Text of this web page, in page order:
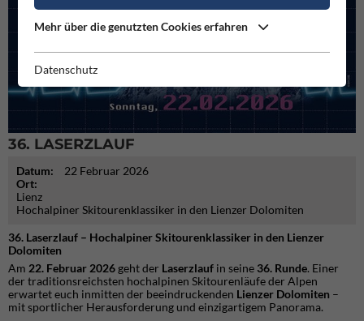
36. LASERZLAUF
Datum:
22 Februar 2026
Ort:
Lienz
Hochalpiner Skitourenklassiker in den Lienzer Dolomiten
36. Laserzlauf – Hochalpiner Skitourenklassiker in den Lienzer
Dolomiten
Am 22. Februar 2026 geht der Laserzlauf in seine 36. Runde. Einer
der traditionsreichsten hochalpinen Skitourenläufe der Alpen
erwartet euch inmitten der beeindruckenden Lienzer Dolomiten –
mit sportlicher Herausforderung und einzigartigem Panorama.
Mehr über die genutzten Cookies erfahren
Datenschutz